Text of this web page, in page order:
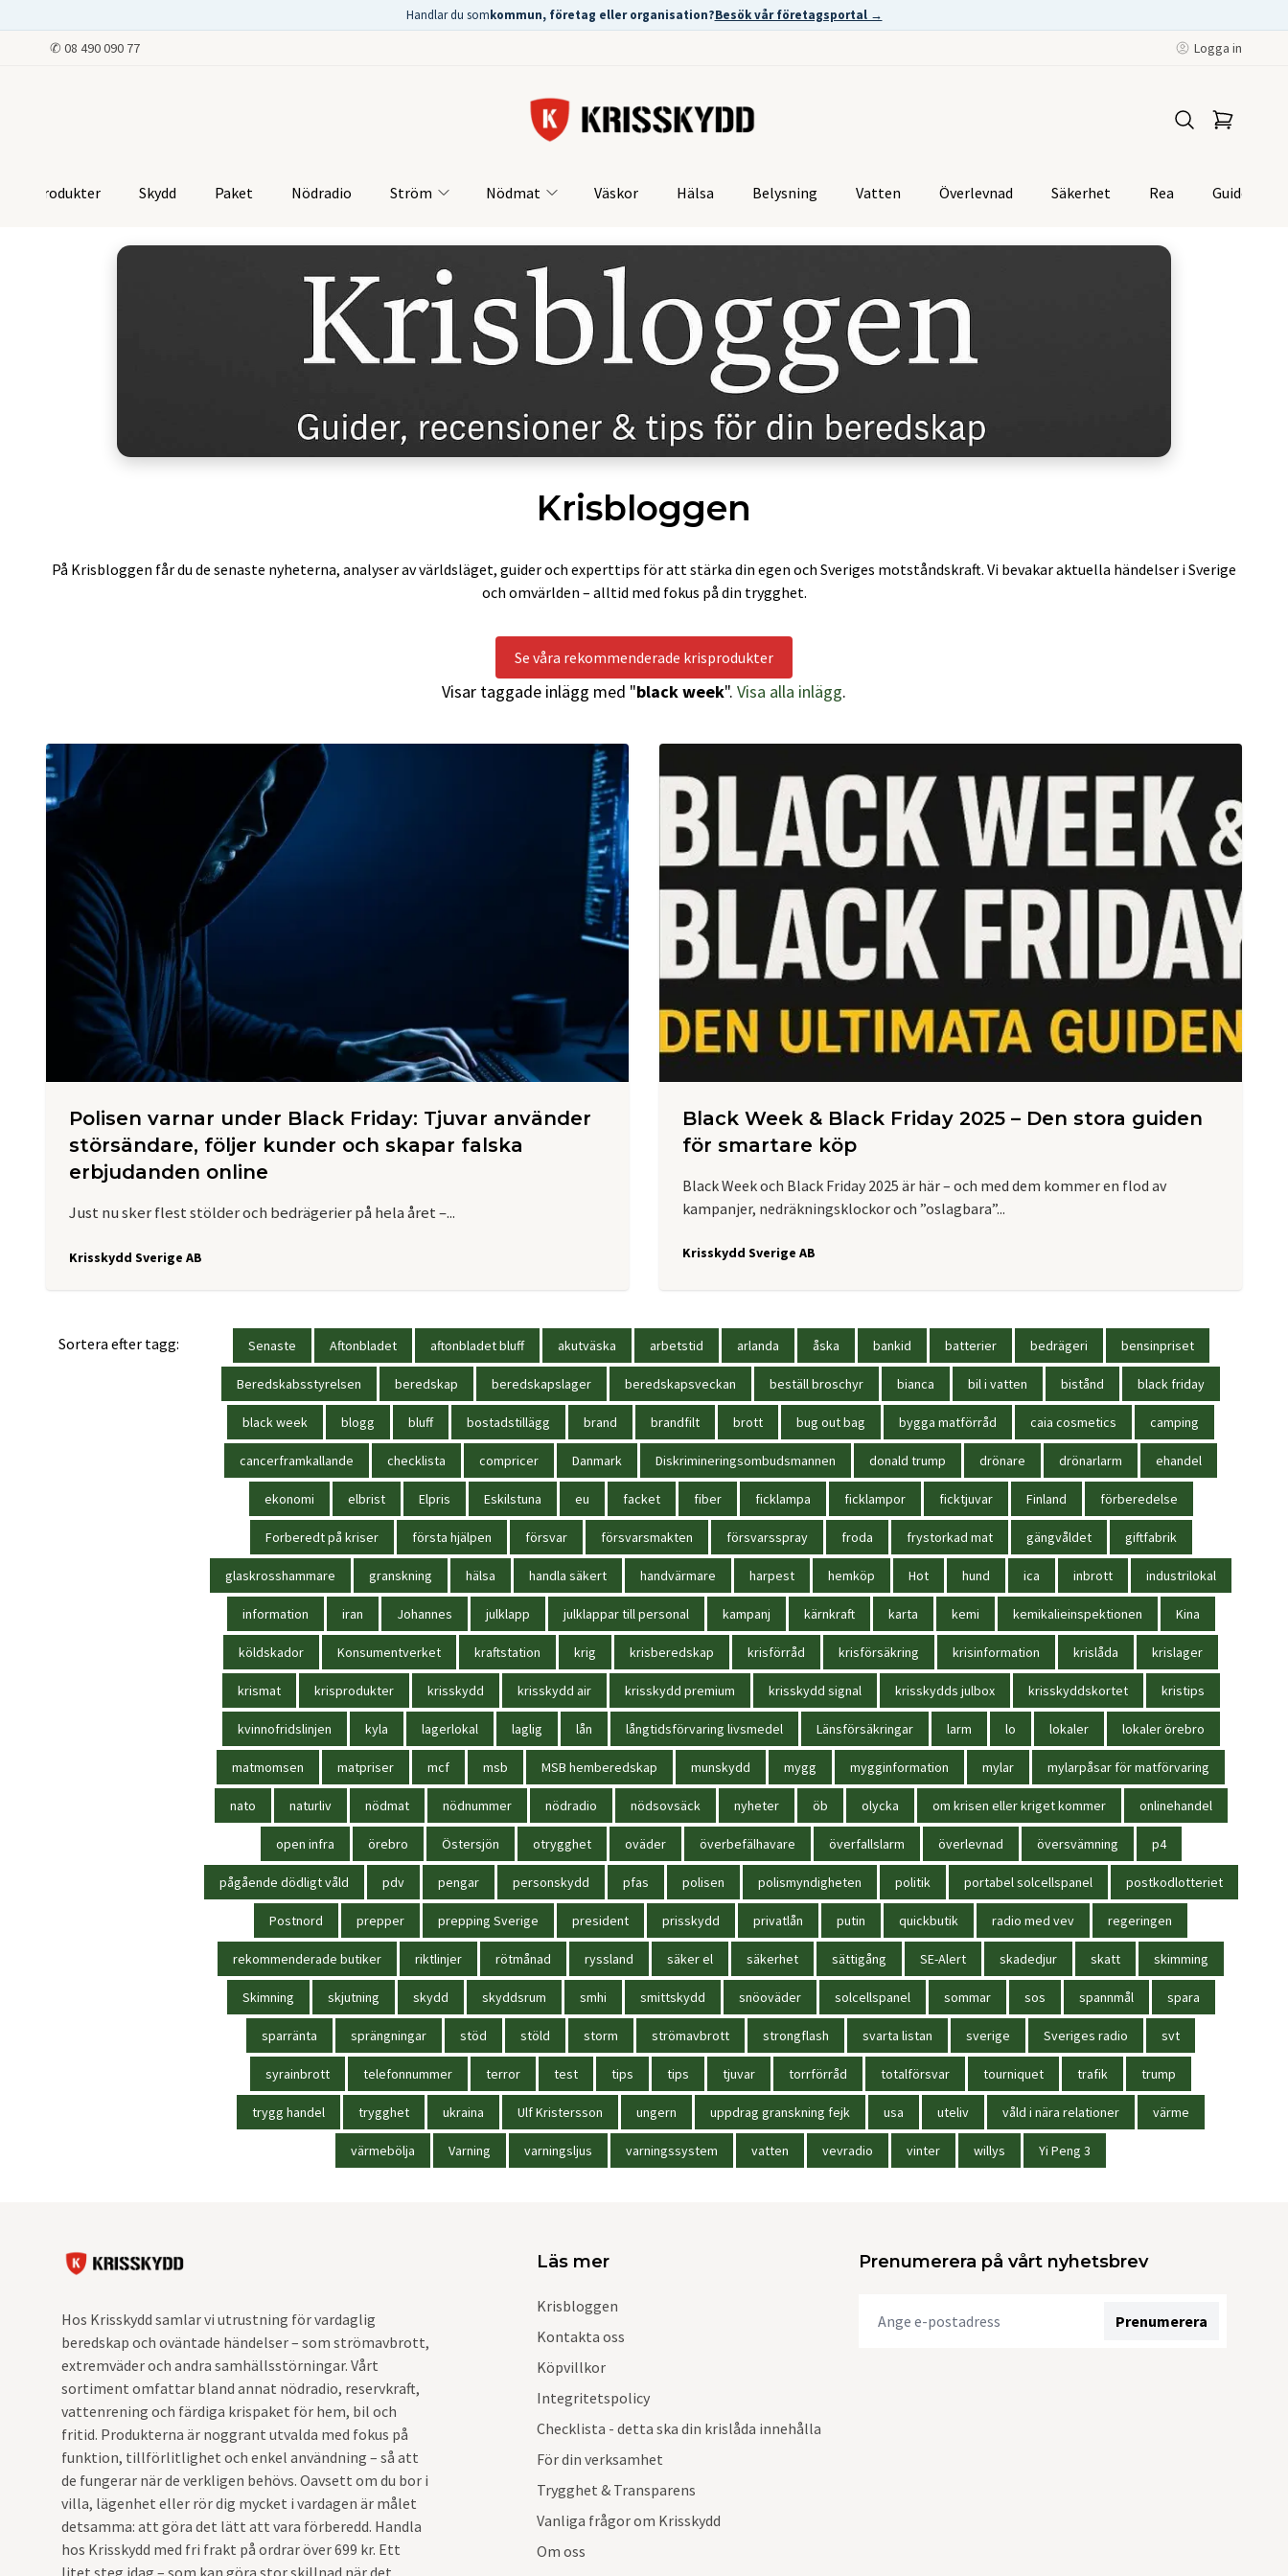
Handlar du somkommun, företag eller organisation?Besök vår företagsportal →
✆ 08 490 090 77 Logga in
Produkter Skydd Paket Nödradio Ström Nödmat Väskor Hälsa Belysning Vatten Överlevnad Säkerhet Rea Guider
Krisbloggen
På Krisbloggen får du de senaste nyheterna, analyser av världsläget, guider och experttips för att stärka din egen och Sveriges motståndskraft. Vi bevakar aktuella händelser i Sverige
och omvärlden – alltid med fokus på din trygghet.
Se våra rekommenderade krisprodukter
Visar taggade inlägg med "black week". Visa alla inlägg.
Polisen varnar under Black Friday: Tjuvar använder
störsändare, följer kunder och skapar falska
erbjudanden online
Just nu sker flest stölder och bedrägerier på hela året –...
Krisskydd Sverige AB
Black Week & Black Friday 2025 – Den stora guiden
för smartare köp
Black Week och Black Friday 2025 är här – och med dem kommer en flod av
kampanjer, nedräkningsklockor och ”oslagbara”...
Krisskydd Sverige AB
Sortera efter tagg: Senaste Aftonbladet aftonbladet bluff akutväska arbetstid arlanda åska bankid batterier bedrägeri bensinpriset
Beredskabsstyrelsen beredskap beredskapslager beredskapsveckan beställ broschyr bianca bil i vatten bistånd black friday
black week blogg bluff bostadstillägg brand brandfilt brott bug out bag bygga matförråd caia cosmetics camping
cancerframkallande checklista compricer Danmark Diskrimineringsombudsmannen donald trump drönare drönarlarm ehandel
ekonomi elbrist Elpris Eskilstuna eu facket fiber ficklampa ficklampor ficktjuvar Finland förberedelse
Forberedt på kriser första hjälpen försvar försvarsmakten försvarsspray froda frystorkad mat gängvåldet giftfabrik
glaskrosshammare granskning hälsa handla säkert handvärmare harpest hemköp Hot hund ica inbrott industrilokal
information iran Johannes julklapp julklappar till personal kampanj kärnkraft karta kemi kemikalieinspektionen Kina
köldskador Konsumentverket kraftstation krig krisberedskap krisförråd krisförsäkring krisinformation krislåda krislager
krismat krisprodukter krisskydd krisskydd air krisskydd premium krisskydd signal krisskydds julbox krisskyddskortet kristips
kvinnofridslinjen kyla lagerlokal laglig lån långtidsförvaring livsmedel Länsförsäkringar larm lo lokaler lokaler örebro
matmomsen matpriser mcf msb MSB hemberedskap munskydd mygg mygginformation mylar mylarpåsar för matförvaring
nato naturliv nödmat nödnummer nödradio nödsovsäck nyheter öb olycka om krisen eller kriget kommer onlinehandel
open infra örebro Östersjön otrygghet oväder överbefälhavare överfallslarm överlevnad översvämning p4
pågående dödligt våld pdv pengar personskydd pfas polisen polismyndigheten politik portabel solcellspanel postkodlotteriet
Postnord prepper prepping Sverige president prisskydd privatlån putin quickbutik radio med vev regeringen
rekommenderade butiker riktlinjer rötmånad ryssland säker el säkerhet sättigång SE-Alert skadedjur skatt skimming
Skimning skjutning skydd skyddsrum smhi smittskydd snöoväder solcellspanel sommar sos spannmål spara
sparränta sprängningar stöd stöld storm strömavbrott strongflash svarta listan sverige Sveriges radio svt
syrainbrott telefonnummer terror test tips tips tjuvar torrförråd totalförsvar tourniquet trafik trump
trygg handel trygghet ukraina Ulf Kristersson ungern uppdrag granskning fejk usa uteliv våld i nära relationer värme
värmebölja Varning varningsljus varningssystem vatten vevradio vinter willys Yi Peng 3
Hos Krisskydd samlar vi utrustning för vardaglig
beredskap och oväntade händelser – som strömavbrott,
extremväder och andra samhällsstörningar. Vårt
sortiment omfattar bland annat nödradio, reservkraft,
vattenrening och färdiga krispaket för hem, bil och
fritid. Produkterna är noggrant utvalda med fokus på
funktion, tillförlitlighet och enkel användning – så att
de fungerar när de verkligen behövs. Oavsett om du bor i
villa, lägenhet eller rör dig mycket i vardagen är målet
detsamma: att göra det lätt att vara förberedd. Handla
hos Krisskydd med fri frakt på ordrar över 699 kr. Ett
Läs mer
Krisbloggen
Kontakta oss
Köpvillkor
Integritetspolicy
Checklista - detta ska din krislåda innehålla
För din verksamhet
Trygghet & Transparens
Vanliga frågor om Krisskydd
Om oss
Prenumerera på vårt nyhetsbrev
Prenumerera